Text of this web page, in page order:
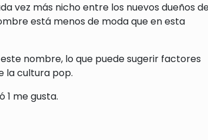
vez más nicho entre los nuevos dueños
está menos de moda que en esta
nombre, lo que puede sugerir factores
la cultura pop.
1 me gusta.